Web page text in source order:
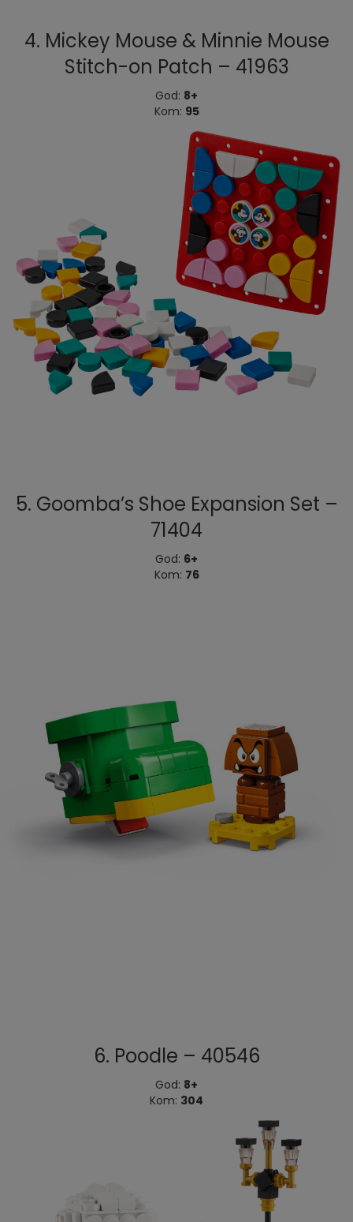
4. Mickey Mouse & Minnie Mouse
Stitch-on Patch – 41963
God: 8+
Kom: 95
5. Goomba’s Shoe Expansion Set –
71404
God: 6+
Kom: 76
6. Poodle – 40546
God: 8+
Kom: 304